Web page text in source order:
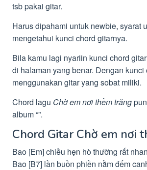
tsb pakai gitar.
Harus dipahami untuk newbie, syarat
mengetahui kunci chord gitarnya.
Bila kamu lagi nyariin kunci chord
di halaman yang benar. Dengan
menggunakan gitar yang sobat miliki.
Chord lagu Chờ em nơi thềm trăng
album “”.
Chord Gitar Chờ em nơi
Bao [Em] chiều hẹn hò thường rất
Bao [B7] lần buồn phiền nằm đếm